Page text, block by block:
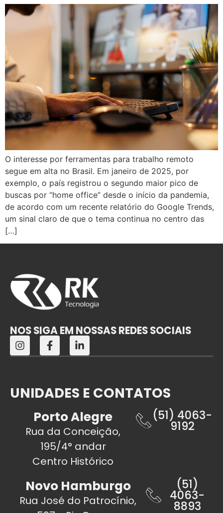
O interesse por ferramentas para trabalho remoto
segue em alta no Brasil. Em janeiro de 2025, por
exemplo, o país registrou o segundo maior pico de
buscas por “home office” desde o início da pandemia,
de acordo com um recente relatório do Google Trends,
um sinal claro de que o tema continua no centro das
[…]
NOS SIGA EM NOSSAS REDES SOCIAIS
UNIDADES E CONTATOS
Porto Alegre
Rua da Conceição,
195/4° andar
Centro Histórico
(51) 4063-
9192
Novo Hamburgo
Rua José do Patrocínio,
(51)
4063-
8893